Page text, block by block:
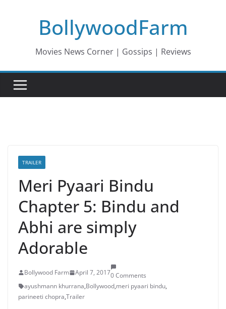
BollywoodFarm
Movies News Corner | Gossips | Reviews
TRAILER
Meri Pyaari Bindu
Chapter 5: Bindu and
Abhi are simply
Adorable
Bollywood Farm April 7, 20170 Comments
ayushmann khurrana,Bollywood,meri pyaari bindu,
parineeti chopra,Trailer